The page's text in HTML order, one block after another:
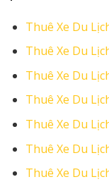
Thuê Xe Du
Thuê Xe Du
Thuê Xe Du
Thuê Xe Du
Thuê Xe Du
Thuê Xe Du
Thuê Xe Du